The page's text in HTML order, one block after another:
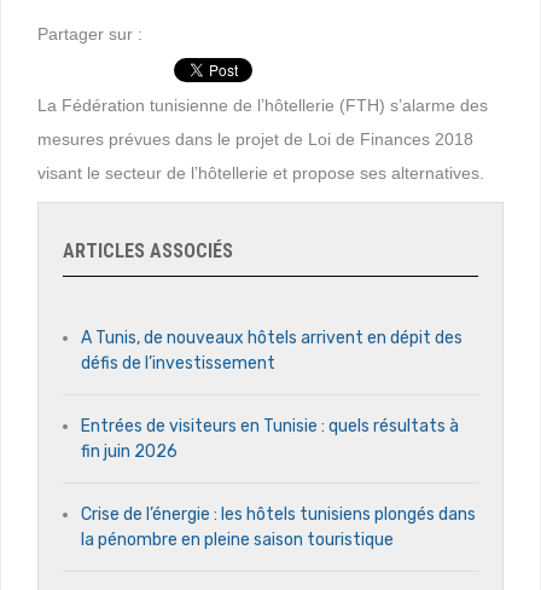
Partager sur :
La Fédération tunisienne de l’hôtellerie (FTH) s’alarme des
mesures prévues dans le projet de Loi de Finances 2018
visant le secteur de l’hôtellerie et propose ses alternatives.
ARTICLES ASSOCIÉS
A Tunis, de nouveaux hôtels arrivent en dépit des
défis de l’investissement
Entrées de visiteurs en Tunisie : quels résultats à
fin juin 2026
Crise de l’énergie : les hôtels tunisiens plongés dans
la pénombre en pleine saison touristique